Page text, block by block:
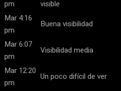
pm
visible
Mar 4:16
pm
Buena visibilidad
Mar 6:07
pm
Visibilidad media
Mar 12:20
pm
Un poco difícil de ver